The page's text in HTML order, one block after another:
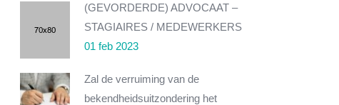
(GEVORDERDE) ADVOCAAT –
STAGIAIRES / MEDEWERKERS
01 feb 2023
Zal de verruiming van de
bekendheidsuitzondering het